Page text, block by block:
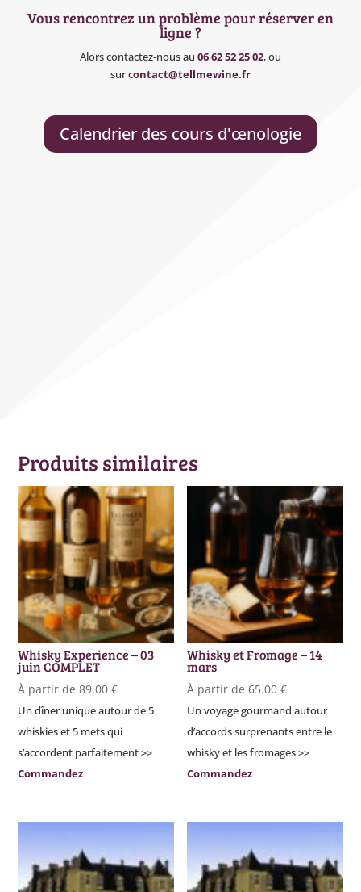
Vous rencontrez un problème pour réserver en
ligne ?
Alors contactez-nous au 06 62 52 25 02, ou
surcontact@tellmewine.fr
Calendrier des cours d'œnologie
Produits similaires
Whisky Experience – 03
juin COMPLET
À partir de89.00€
Un dîner unique autour de 5
whiskies et 5 mets qui
s’accordent parfaitement >>
Commandez
Whisky et Fromage – 14
mars
À partir de65.00€
Un voyage gourmand autour
d’accords surprenants entre le
whisky et les fromages >>
Commandez